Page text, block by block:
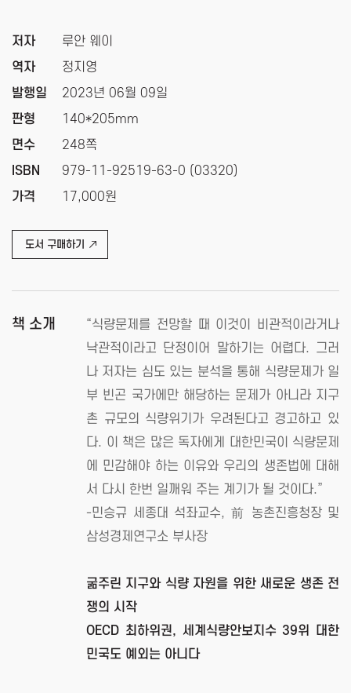
저자
역자
발행일
판형
면수
ISBN
가격
루안 웨이
정지영
2023년 06월 09일
140*205mm
248쪽
979-11-92519-63-0 (03320)
17,000원
도서 구매하기
책 소개
“식량문제를 전망할 때 이것이 비관적이라거나
낙관적이라고 단정이어 말하기는 어렵다. 그러
나 저자는 심도 있는 분석을 통해 식량문제가 일
부 빈곤 국가에만 해당하는 문제가 아니라 지구
촌 규모의 식량위기가 우려된다고 경고하고 있
다. 이 책은 많은 독자에게 대한민국이 식량문제
에 민감해야 하는 이유와 우리의 생존법에 대해
서 다시 한번 일깨워 주는 계기가 될 것이다.”
-민승규 세종대 석좌교수, 前 농촌진흥청장 및
삼성경제연구소 부사장
굶주린 지구와 식량 자원을 위한 새로운 생존 전
쟁의 시작
OECD 최하위권, 세계식량안보지수 39위 대한
민국도 예외는 아니다